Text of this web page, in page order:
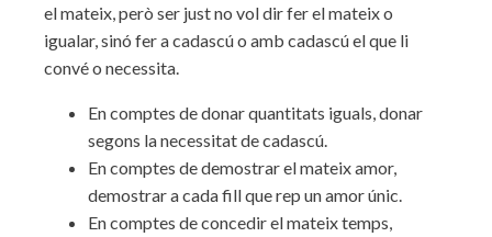
el mateix, però ser just no vol dir fer el mateix o
igualar, sinó fer a cadascú o amb cadascú el que li
convé o necessita.
En comptes de donar quantitats iguals, donar
segons la necessitat de cadascú.
En comptes de demostrar el mateix amor,
demostrar a cada fill que rep un amor únic.
En comptes de concedir el mateix temps,